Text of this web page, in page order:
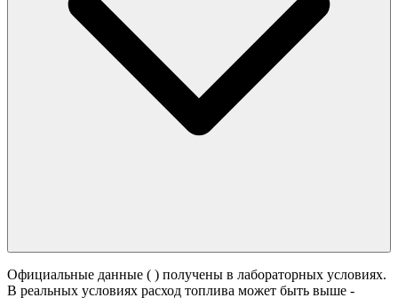
Официальные данные ( ) получены в лабораторных условиях.
В реальных условиях расход топлива может быть выше -